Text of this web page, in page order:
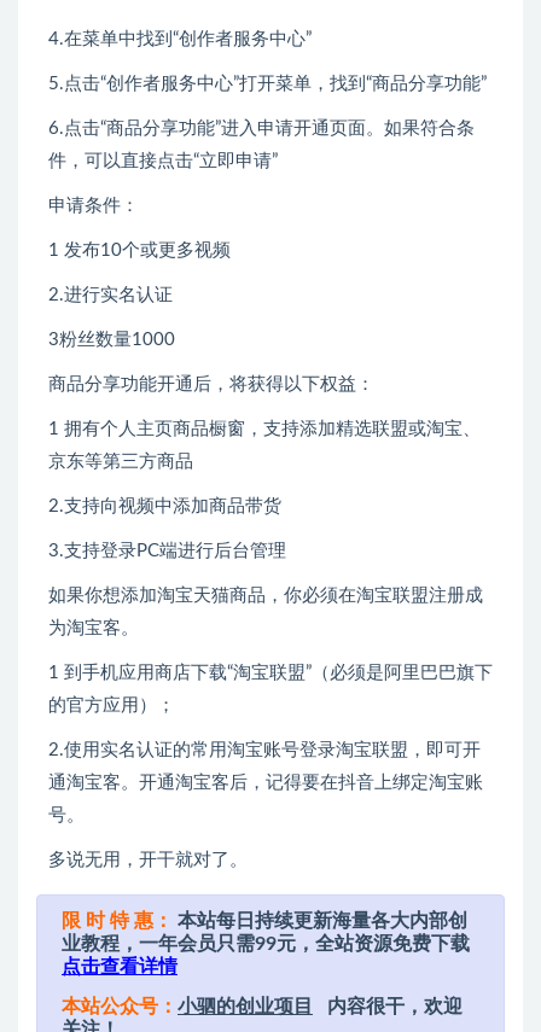
4.在菜单中找到“创作者服务中心”
5.点击“创作者服务中心”打开菜单，找到“商品分享功能”
6.点击“商品分享功能”进入申请开通页面。如果符合条
件，可以直接点击“立即申请”
申请条件：
1 发布10个或更多视频
2.进行实名认证
3粉丝数量1000
商品分享功能开通后，将获得以下权益：
1 拥有个人主页商品橱窗，支持添加精选联盟或淘宝、
京东等第三方商品
2.支持向视频中添加商品带货
3.支持登录PC端进行后台管理
如果你想添加淘宝天猫商品，你必须在淘宝联盟注册成
为淘宝客。
1 到手机应用商店下载“淘宝联盟”（必须是阿里巴巴旗下
的官方应用）；
2.使用实名认证的常用淘宝账号登录淘宝联盟，即可开
通淘宝客。开通淘宝客后，记得要在抖音上绑定淘宝账
号。
多说无用，开干就对了。
限 时 特 惠：
本站每日持续更新海量各大内部创
业教程，一年会员只需99元，全站资源免费下载
点击查看详情
本站公众号： 小驷的创业项目
内容很干，欢迎